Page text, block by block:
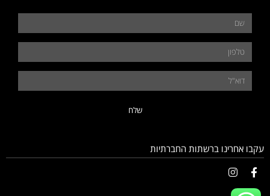
שלח
עקבו אחרינו ברשתות החברתיות